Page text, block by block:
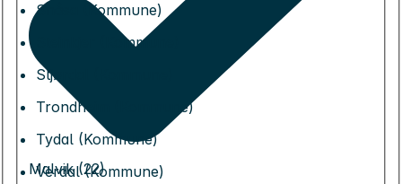
Snåsa (Kommune)
Steinkjer (Kommune)
Stjørdal (Kommune)
Trondheim (Kommune)
Tydal (Kommune)
Verdal (Kommune)
Malvik (22)